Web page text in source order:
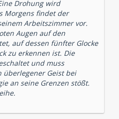
Drohung wird
Morgens findet der
Arbeitszimmer vor.
Augen auf den
auf dessen fünfter Glocke
zu erkennen ist. Die
und muss
überlegener Geist bei
an seine Grenzen stößt.